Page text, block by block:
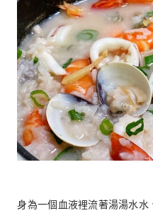
身為一個血液裡流著湯湯水